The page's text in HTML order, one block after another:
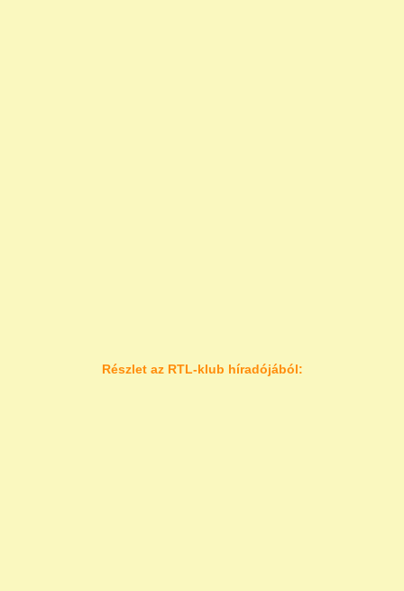
Részlet az RTL-klub híradójából: